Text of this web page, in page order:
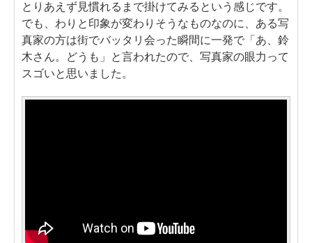
とりあえず見慣れるまで掛けてみるという感じです。
でも、わりと印象が変わりそうなものなのに、ある写
真家の方は街でバッタリ会った瞬間に一発で「あ、鈴
木さん。どうも」と言われたので、写真家の眼力って
スゴいと思いました。